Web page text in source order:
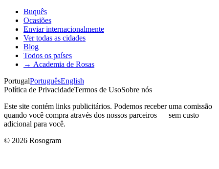
Buquês
Ocasiões
Enviar internacionalmente
Ver todas as cidades
Blog
Todos os países
→ Academia de Rosas
PortugalPortuguêsEnglish
Política de PrivacidadeTermos de UsoSobre nós
Este site contém links publicitários. Podemos receber uma comissão
quando você compra através dos nossos parceiros — sem custo
adicional para você.
© 2026 Rosogram